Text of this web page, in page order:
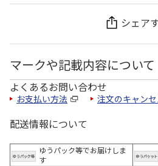
シェア
マークや記載内容について
よくあるお問い合わせ
お支払い方法 注文のキャン
配送情報について
ゆうパック等でお届けしま
す